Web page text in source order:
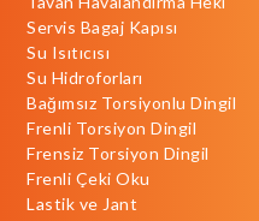
Servis Bagaj Kapısı
Su Isıtıcısı
Su Hidroforları
Bağımsız Torsiyonlu Dingil
Frenli Torsiyon Dingil
Frensiz Torsiyon Dingil
Frenli Çeki Oku
Lastik ve Jant